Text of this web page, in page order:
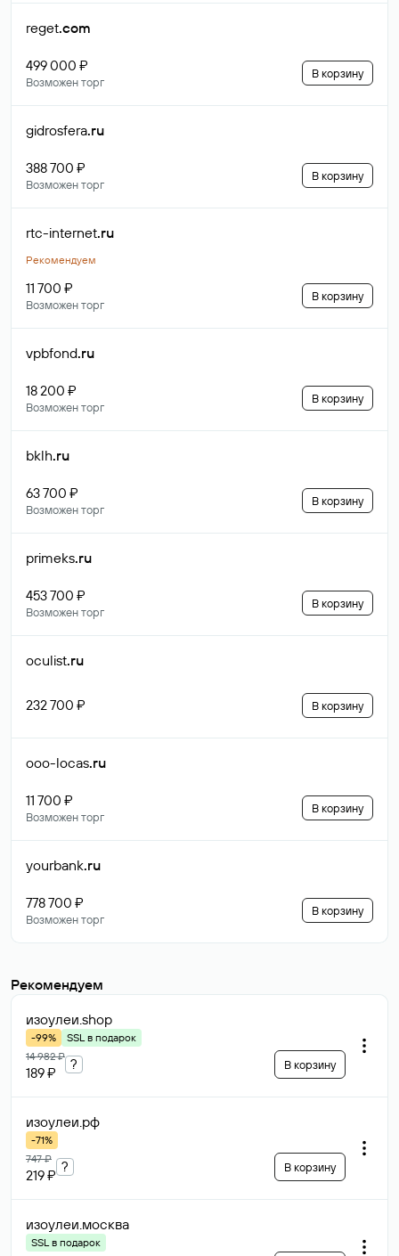
reget.com
499 000 ₽
Возможен торг
В корзину
gidrosfera.ru
388 700 ₽
Возможен торг
В корзину
rtc-internet.ru
Рекомендуем
11 700 ₽
Возможен торг
В корзину
vpbfond.ru
18 200 ₽
Возможен торг
В корзину
bklh.ru
63 700 ₽
Возможен торг
В корзину
primeks.ru
453 700 ₽
Возможен торг
В корзину
oculist.ru
232 700 ₽ В корзину
ooo-locas.ru
11 700 ₽
Возможен торг
В корзину
yourbank.ru
778 700 ₽
Возможен торг
В корзину
Рекомендуем
изоулеи.shop
-99%
SSL в подарок
14 982 ₽
189 ₽
? В корзину
изоулеи.рф
-71%
747 ₽
219 ₽
? В корзину
изоулеи.москва
SSL в подарок